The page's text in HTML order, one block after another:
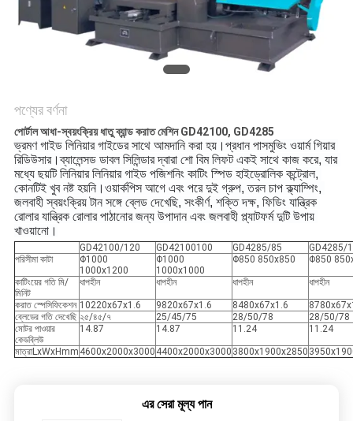
পণ্যের বর্ণনা
পোর্টাল আধা-স্বয়ংক্রিয় ধাতু ব্যান্ড করাত মেশিন GD42100, GD4285
ভ্রমণ গাইড লিনিয়ার গাইডের সাথে আমদানি করা হয়।প্রধান পাসমুভিং ওয়ার্ম গিয়ার
রিডিউসার।ব্যালেন্সড ডাবল সিলিন্ডার দ্বারা শো বিম লিফট একই সাথে কাজ করে, যার
মধ্যে ছয়টি লিনিয়ার লিনিয়ার গাইড পজিশনিং কাটিং স্পিড হাইড্রোলিক কন্ট্রোল,
কোনটিই খুব নষ্ট হয়নি।ওয়ার্কপিস আগে এবং পরে দুই গ্রুপ, তরল চাপ ক্ল্যাম্পিং,
জলবাহী স্বয়ংক্রিয় টান সঙ্গে ব্লেড দেখেছি, সংকীর্ণ, শক্তি দক্ষ, ফিডিং যান্ত্রিক
রোলার যান্ত্রিক রোলার পাঠানোর জন্য উপাদান এবং জলবাহী প্ল্যাটফর্ম দুটি উপায়
খাওয়ানো।
GD42100/120 GD42100100 GD4285/85
GD4285/
পরিসীমা কাটা
Φ1000
1000x1200
Φ1000
1000x1000
Φ850 850x850 Φ850
কাটিংয়ের গতি মি/
মিনিট
ধাপহীন ধাপহীন ধাপহীন ধাপহীন
করাত স্পেসিফিকেশন 10220x67x1.6 9820x67x1.6 8480x67x1.6
ব্লেডের গতি দেখেছি ২৫/৪৫/৭ 25/45/75 28/50/78
28/50/78
মোটর পাওয়ার
কেডব্লিউ
14.87 14.87 11.24 11.24
মাত্রাLxWxHmm 4600x2000x3000 4400x2000x3000 3800x1900x2850
এর সেরা মূল্য পান